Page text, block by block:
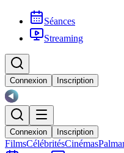
Séances
Streaming
Connexion Inscription
Connexion Inscription
FilmsCélébritésCinémas